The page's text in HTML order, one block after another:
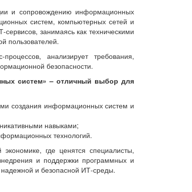
и сопровождению информационных
систем, компьютерных сетей и
занимаясь как техническими
пользователей.
анализирует требования,
безопасности.
систем» – отличный выбор для
создания информационных систем и
навыками;
технологий.
где ценятся специалисты,
и поддержки программных и
и безопасной ИТ-среды.